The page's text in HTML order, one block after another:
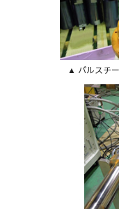
▲ パルスチ